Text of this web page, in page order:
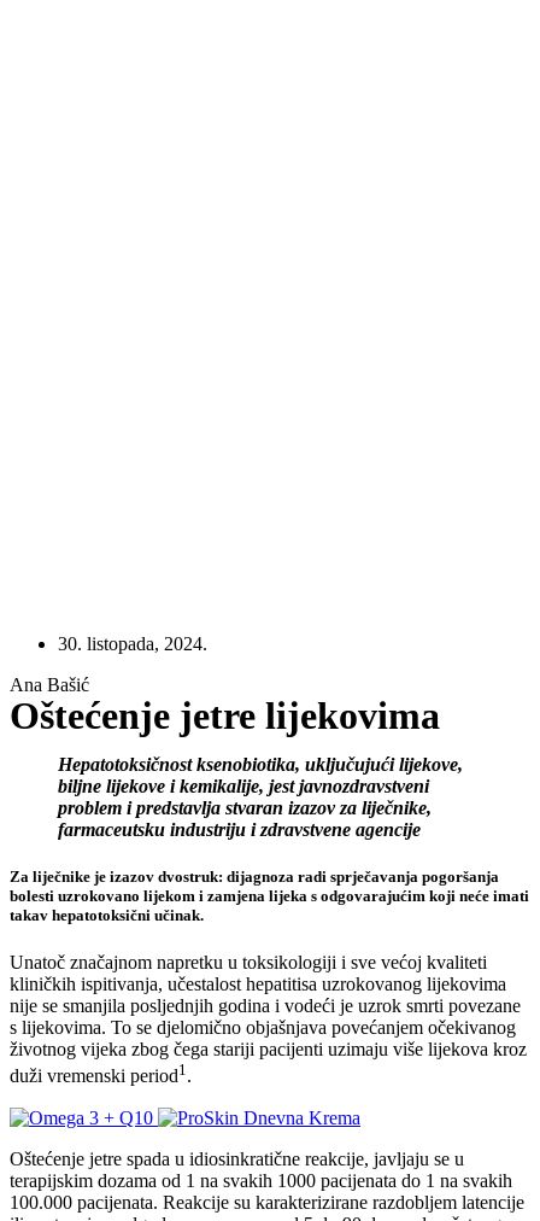
30. listopada, 2024.
Ana Bašić
Oštećenje jetre lijekovima
Hepatotoksičnost ksenobiotika, uključujući lijekove,
biljne lijekove i kemikalije, jest javnozdravstveni
problem i predstavlja stvaran izazov za liječnike,
farmaceutsku industriju i zdravstvene agencije
Za liječnike je izazov dvostruk: dijagnoza radi sprječavanja pogoršanja
bolesti uzrokovano lijekom i zamjena lijeka s odgovarajućim koji neće imati
takav hepatotoksični učinak.
Unatoč značajnom napretku u toksikologiji i sve većoj kvaliteti
kliničkih ispitivanja, učestalost hepatitisa uzrokovanog lijekovima
nije se smanjila posljednjih godina i vodeći je uzrok smrti povezane
s lijekovima. To se djelomično objašnjava povećanjem očekivanog
životnog vijeka zbog čega stariji pacijenti uzimaju više lijekova kroz
duži vremenski period1.
Oštećenje jetre spada u idiosinkratične reakcije, javljaju se u
terapijskim dozama od 1 na svakih 1000 pacijenata do 1 na svakih
100.000 pacijenata. Reakcije su karakterizirane razdobljem latencije